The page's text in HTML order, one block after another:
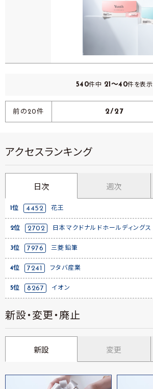
540件中 21～40件を表示
前の20件 2/27
アクセスランキング
日次 週次
1位 4452 花王
2位 2702 日本マクドナルドホールディングス
3位 7976 三菱鉛筆
4位 7241 フタバ産業
5位 8267 イオン
新設・変更・廃止
新設 変更